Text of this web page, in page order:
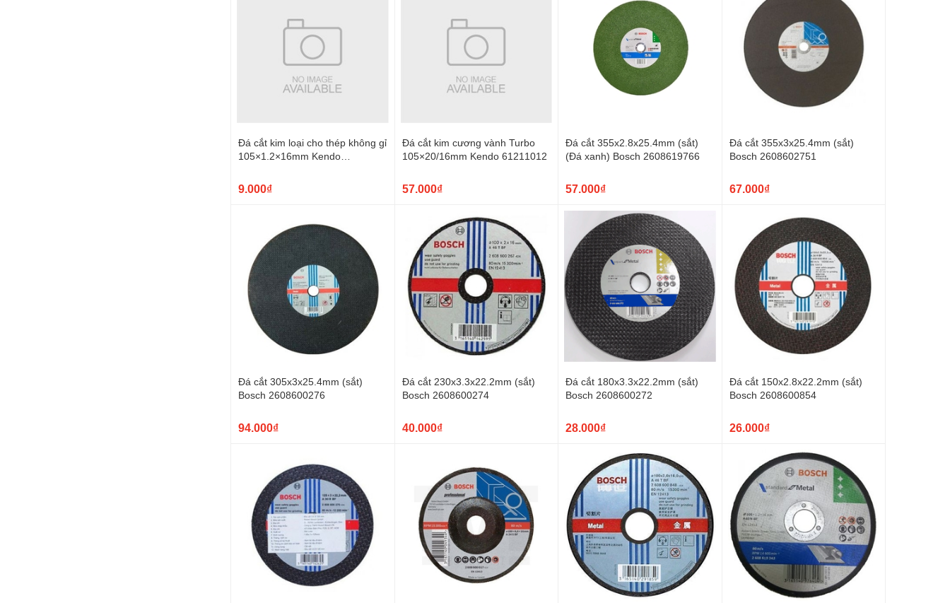
Đá cắt kim loại cho thép không gỉ
105×1.2×16mm Kendo
9.000₫
Đá cắt kim cương vành Turbo
105×20/16mm Kendo 61211012
57.000₫
Đá cắt 355x2.8x25.4mm (sắt)
(Đá xanh) Bosch 2608619766
57.000₫
Đá cắt 355x3x25.4mm (sắt)
Bosch 2608602751
67.000₫
Đá cắt 305x3x25.4mm (sắt)
Bosch 2608600276
94.000₫
Đá cắt 230x3.3x22.2mm (sắt)
Bosch 2608600274
40.000₫
Đá cắt 180x3.3x22.2mm (sắt)
Bosch 2608600272
28.000₫
Đá cắt 150x2.8x22.2mm (sắt)
Bosch 2608600854
26.000₫